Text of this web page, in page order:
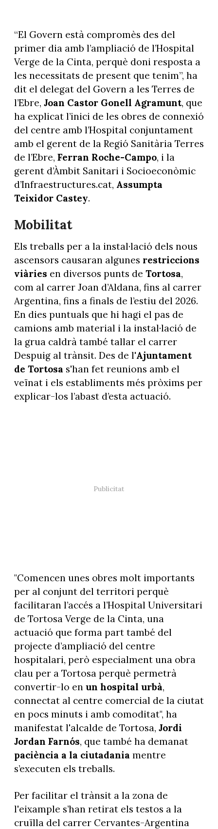
“El Govern està compromès des del
primer dia amb l’ampliació de l’Hospital
Verge de la Cinta, perquè doni resposta a
les necessitats de present que tenim”, ha
dit el delegat del Govern a les Terres de
l’Ebre, Joan Castor Gonell Agramunt, que
ha explicat l’inici de les obres de connexió
del centre amb l’Hospital conjuntament
amb el gerent de la Regió Sanitària Terres
de l’Ebre, Ferran Roche-Campo, i la
gerent d’Àmbit Sanitari i Socioeconòmic
d’Infraestructures.cat, Assumpta
Teixidor Castey.
Mobilitat
Els treballs per a la instal·lació dels nous
ascensors causaran algunes restriccions
viàries en diversos punts de Tortosa,
com al carrer Joan d’Aldana, fins al carrer
Argentina, fins a finals de l’estiu del 2026.
En dies puntuals que hi hagi el pas de
camions amb material i la instal·lació de
la grua caldrà també tallar el carrer
Despuig al trànsit. Des de l'Ajuntament
de Tortosa s'han fet reunions amb el
veïnat i els establiments més pròxims per
explicar-los l’abast d’esta actuació.
"Comencen unes obres molt importants
per al conjunt del territori perquè
facilitaran l’accés a l’Hospital Universitari
de Tortosa Verge de la Cinta, una
actuació que forma part també del
projecte d’ampliació del centre
hospitalari, però especialment una obra
clau per a Tortosa perquè permetrà
convertir-lo en un hospital urbà,
connectat al centre comercial de la ciutat
en pocs minuts i amb comoditat", ha
manifestat l'alcalde de Tortosa, Jordi
Jordan Farnós, que també ha demanat
paciència a la ciutadania mentre
s’executen els treballs.
Per facilitar el trànsit a la zona de
l'eixample s’han retirat els testos a la
cruïlla del carrer Cervantes-Argentina